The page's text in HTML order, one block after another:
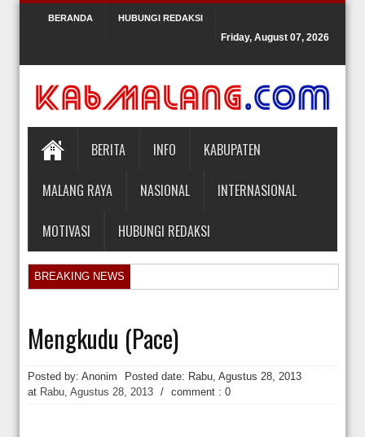
BERANDA HUBUNGI REDAKSI
Friday, August 07, 2026
BERITA INFO KABUPATEN
MALANG RAYA NASIONAL INTERNASIONAL
MOTIVASI HUBUNGI REDAKSI
BREAKING NEWS
Sidang Pra Peradilan Roy Suryo
KPK Periksa Mantan Stafsus Menag Gus Yaqut terkait Kasus Kuota
Mengkudu (Pace)
Posted by: Anonim Posted date: Rabu, Agustus 28, 2013
at Rabu, Agustus 28, 2013 / comment : 0